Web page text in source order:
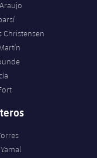
Christensen